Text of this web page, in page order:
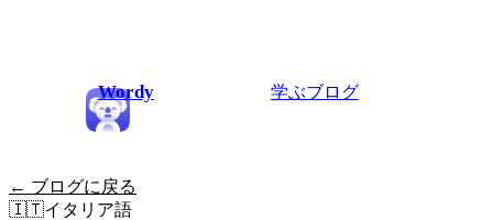
Wordy 学ぶブログ
← ブログに戻る
🇮🇹イタリア語